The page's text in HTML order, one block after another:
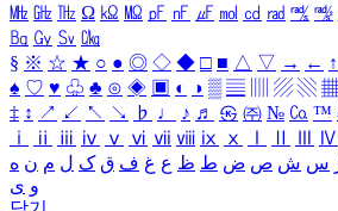
㎒ ㎓ ㎔ Ω ㏀ ㏁ ㎊ ㎋ ㎌ ㏖ ㏅ ㎭ ㎮ ㎯
㏃ ㏉ ㏜ ㏆
§ ※ ☆ ★ ○ ● ◎ ◇ ◆ □ ■ △ ▽ → ← ↑
♠ ♡ ♥ ♧ ♣ ⊙ ◈ ▣ ◐ ◑ ▒ ▤ ▨ ▧
‡ ↕ ↗ ↙ ↖ ↘ ♭ ♩ ♪ ♬ ㉿ ㈜ № ㏇ ™
ⅰ
ⅱ ⅲ ⅳ ⅴ ⅵ ⅶ ⅷ ⅸ ⅹ Ⅳ
س ش ص ض ط ظ ع غ ف ق ک ل م ن ه
و ی